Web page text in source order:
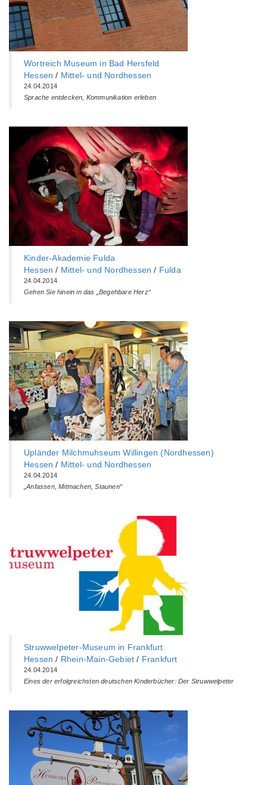
Wortreich Museum in Bad Hersfeld
Hessen / Mittel- und Nordhessen
24.04.2014
Sprache entdecken, Kommunikation erleben
Kinder-Akademie Fulda
Hessen / Mittel- und Nordhessen / Fulda
24.04.2014
Gehen Sie hinein in das „Begehbare Herz“
Upländer Milchmuhseum Willingen (Nordhessen)
Hessen / Mittel- und Nordhessen
24.04.2014
„Anfassen, Mitmachen, Staunen“
Struwwelpeter-Museum in Frankfurt
Hessen / Rhein-Main-Gebiet / Frankfurt
24.04.2014
Eines der erfolgreichsten deutschen Kinderbücher: Der Struwwelpeter